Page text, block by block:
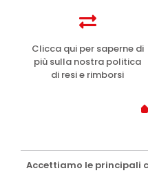
Clicca qui per saperne di
più sulla nostra politica
di resi e rimborsi
Accettiamo le principali